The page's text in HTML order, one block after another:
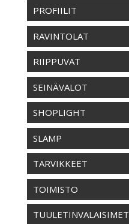
PROFIILIT
RAVINTOLAT
RIIPPUVAT
SEINÄVALOT
SHOPLIGHT
SLAMP
TARVIKKEET
TOIMISTO
TUULETINVALAISIMET